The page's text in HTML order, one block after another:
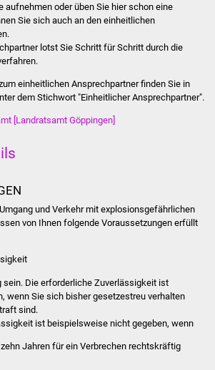
Suenergie
Gesundheit und Notfall
Ärzte und Apotheken
Index
Kultur & Freizeit
aufnehmen oder üben Sie hier schon eine
Sie sich auch an den einheitlichen
lotst Sie Schritt für Schritt durch die
einheitlichen Ansprechpartner finden Sie in
dem Stichwort "Einheitlicher Ansprechpartner".
[Landratsamt Göppingen]
und Verkehr mit explosionsgefährlichen
von Ihnen folgende Voraussetzungen erfüllt
sein. Die erforderliche Zuverlässigkeit ist
wenn Sie sich bisher gesetzestreu verhalten
sind.
ist beispielsweise nicht gegeben, wenn
Jahren für ein Verbrechen rechtskräftig